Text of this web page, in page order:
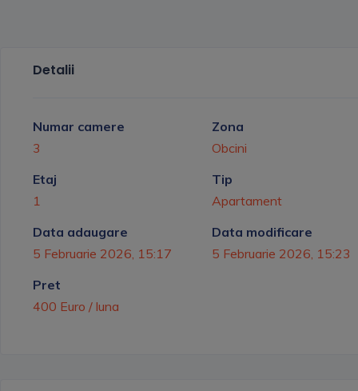
Detalii
Numar camere
3
Zona
Obcini
Etaj
1
Tip
Apartament
Data adaugare
5 Februarie 2026, 15:17
Data modificare
5 Februarie 2026, 15:23
Pret
400 Euro / luna